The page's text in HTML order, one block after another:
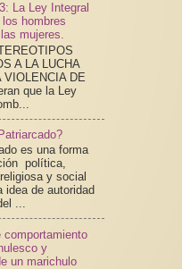
La Ley Integral
hombres
mujeres.
A LA LUCHA
VIOLENCIA DE
que la Ley
es una forma
política,
y social
idea de autoridad
...
comportamiento
y
un marichulo